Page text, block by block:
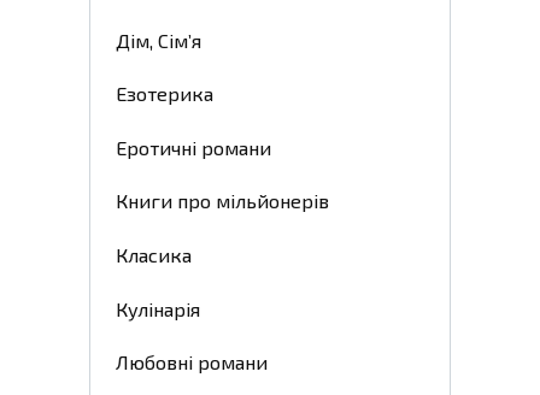
Дім, Сім’я
Езотерика
Еротичні романи
Книги про мільйонерів
Класика
Кулінарія
Любовні романи